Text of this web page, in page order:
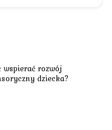
wspierać rozwój
dziecka?